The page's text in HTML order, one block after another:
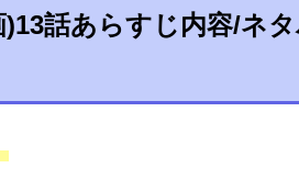
話あらすじ内容/ネ